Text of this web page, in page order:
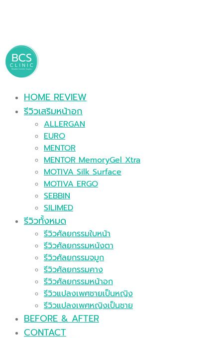
HOME REVIEW
รีวิวเสริมหน้าอก
ALLERGAN
EURO
MENTOR
MENTOR MemoryGel Xtra
MOTIVA Silk Surface
MOTIVA ERGO
SEBBIN
SILIMED
รีวิวทั้งหมด
รีวิวศัลยกรรมใบหน้า
รีวิวศัลยกรรมหนังตา
รีวิวศัลยกรรมจมูก
รีวิวศัลยกรรมคาง
รีวิวศัลยกรรมหน้าอก
รีวิวแปลงเพศชายเป็นหญิง
รีวิวแปลงเพศหญิงเป็นชาย
BEFORE & AFTER
CONTACT